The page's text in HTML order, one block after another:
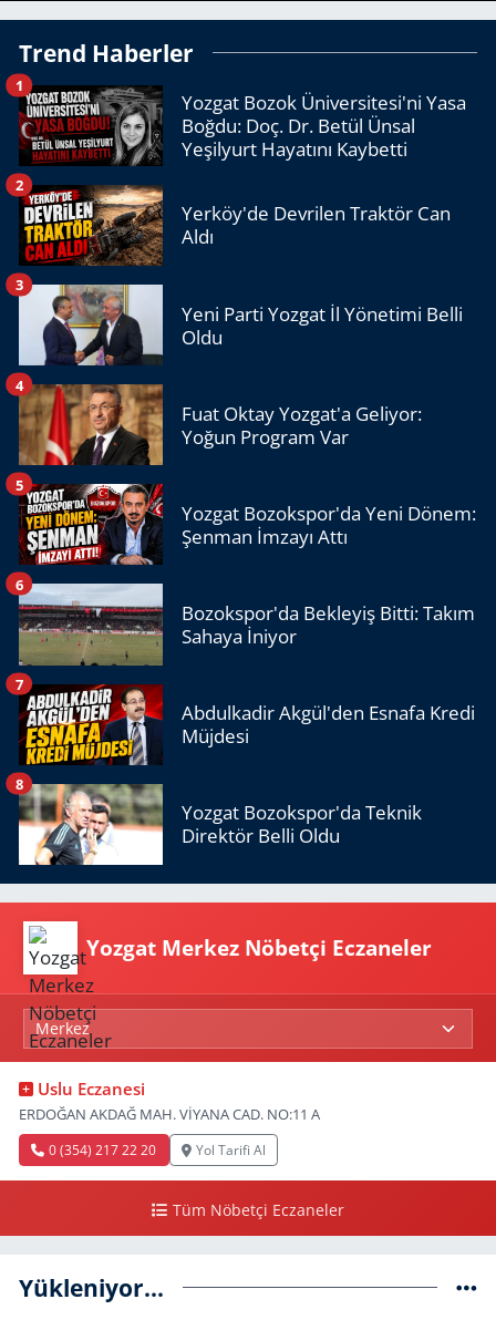
Trend Haberler
Yozgat Bozok Üniversitesi'ni Yasa
Boğdu: Doç. Dr. Betül Ünsal
Yeşilyurt Hayatını Kaybetti
1
Yerköy'de Devrilen Traktör Can
Aldı
2
Yeni Parti Yozgat İl Yönetimi Belli
Oldu
3
Fuat Oktay Yozgat'a Geliyor:
Yoğun Program Var
4
Yozgat Bozokspor'da Yeni Dönem:
Şenman İmzayı Attı
5
Bozokspor'da Bekleyiş Bitti: Takım
Sahaya İniyor
6
Abdulkadir Akgül'den Esnafa Kredi
Müjdesi
7
Yozgat Bozokspor'da Teknik
Direktör Belli Oldu
8
Yozgat Merkez Nöbetçi Eczaneler
Uslu Eczanesi
ERDOĞAN AKDAĞ MAH. VİYANA CAD. NO:11 A
0 (354) 217 22 20 Yol Tarifi Al
Tüm Nöbetçi Eczaneler
Yükleniyor...